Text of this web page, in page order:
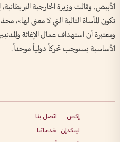
الأبيض. وقالت وزيرة الخارجية
تكون المأساة التالية التي لا معنى لها»،
ومعتبرة أن استهداف عمال الإغاثة
الأساسية يستوجب تحركاً دولياً موحداً.
إكس
لينكدإن
اتصل بنا
خدماتنا